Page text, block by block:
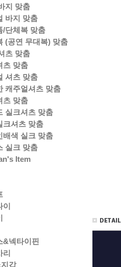
지 맞춤
바지 맞춤
/단체복 맞춤
(공연 무대복) 맞춤
츠 맞춤
츠 맞춤
셔츠 맞춤
캐주얼셔츠 맞춤
츠 맞춤
실크셔츠 맞춤
크셔츠 맞춤
배색 실크 맞춤
실크 맞춤
Item
&넥타이핀
리
갑